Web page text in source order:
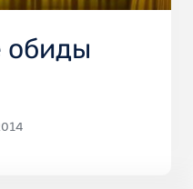
обиды